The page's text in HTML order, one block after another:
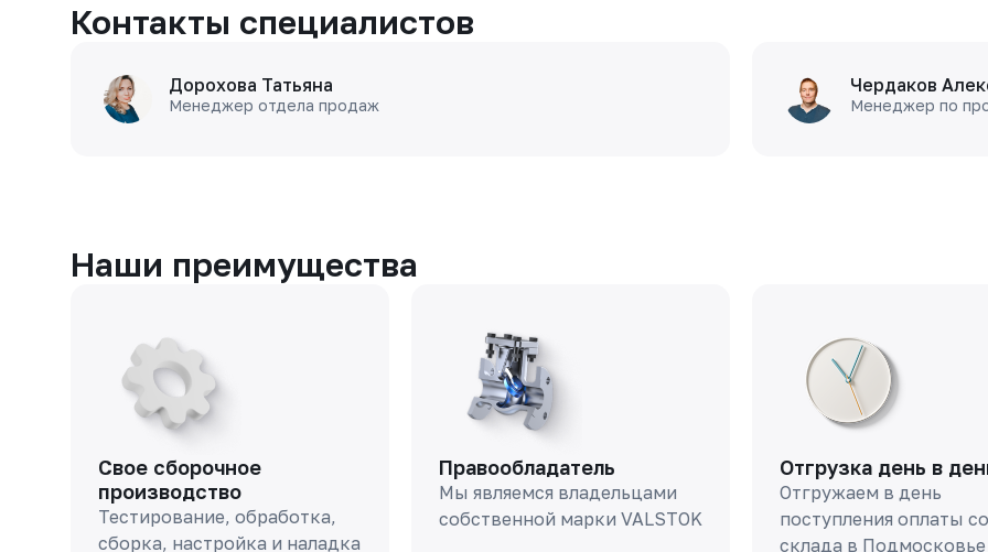
Контакты специалистов
Дорохова Татьяна
Менеджер отдела продаж
Чердаков
Менеджер по
Наши преимущества
Свое сборочное
производство
Тестирование, обработка,
сборка, настройка и наладка
Правообладатель
Мы являемся владельцами
собственной марки VALSTOK
Отгрузка день в
Отгружаем в день
поступления оплаты со
склада в Подмосковье